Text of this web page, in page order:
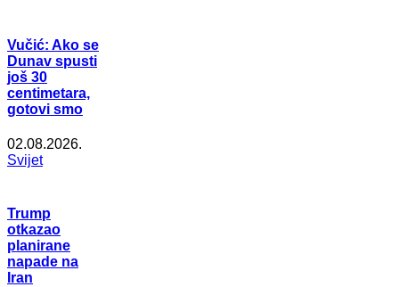
Vučić: Ako se
Dunav spusti
još 30
centimetara,
gotovi smo
02.08.2026.
Svijet
Trump
otkazao
planirane
napade na
Iran